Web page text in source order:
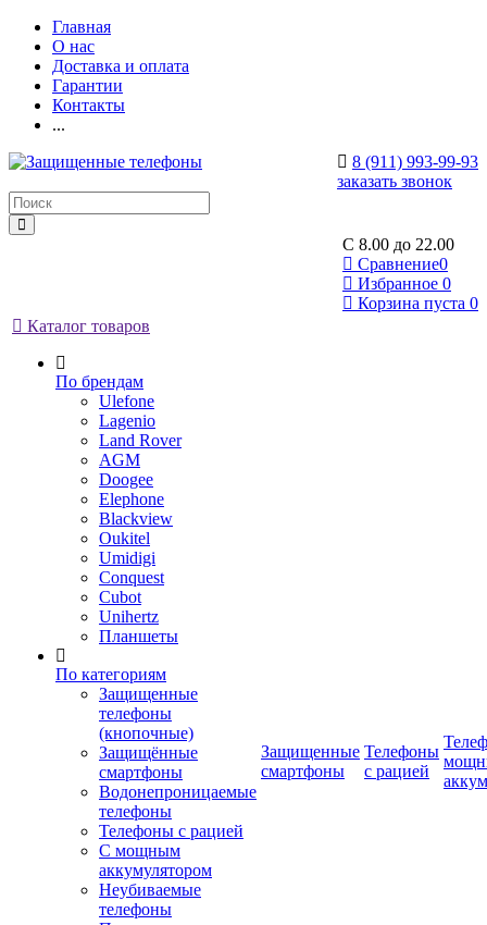
Главная
О нас
Доставка и оплата
Гарантии
Контакты
...
8 (911) 993-99-93
заказать звонок
C 8.00 до 22.00
Сравнение0
Избранное 0
Корзина пуста 0
Каталог товаров
По брендам
Ulefone
Lagenio
Land Rover
AGM
Doogee
Elephone
Blackview
Oukitel
Umidigi
Conquest
Cubot
Unihertz
Планшеты
По категориям
Защищенные
телефоны
(кнопочные)
Защищённые
смартфоны
Водонепроницаемые
телефоны
Телефоны с рацией
С мощным
аккумулятором
Неубиваемые
телефоны
Защищенные
смартфоны
Телефоны
с рацией